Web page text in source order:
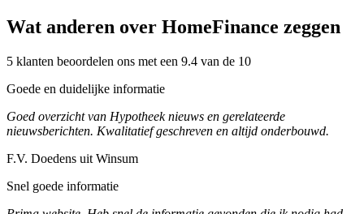
Wat anderen over HomeFinance zeggen
5 klanten beoordelen ons met een 9.4 van de 10
Goede en duidelijke informatie
Goed overzicht van Hypotheek nieuws en gerelateerde
nieuwsberichten. Kwalitatief geschreven en altijd onderbouwd.
F.V. Doedens uit Winsum
Snel goede informatie